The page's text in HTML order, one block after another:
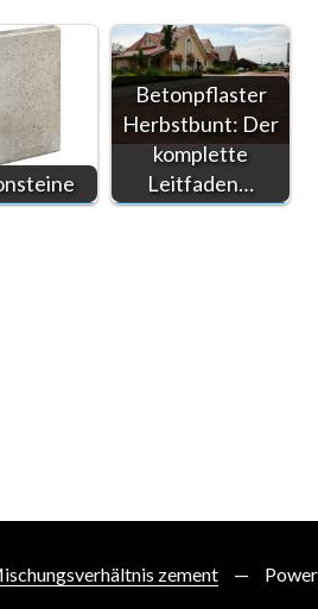
Betonpflaster
Herbstbunt: Der
komplette
Leitfaden…
zement